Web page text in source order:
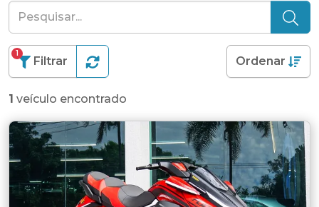
Filtrar
1
Ordenar
1 veículo encontrado